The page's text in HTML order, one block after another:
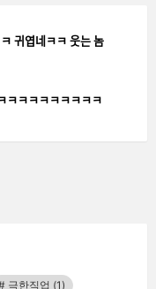
ㅋㅋ 웃는 놈
ㅋㅋㅋㅋㅋㅋㅋㅋㅋㅋ
극한직업 (1)